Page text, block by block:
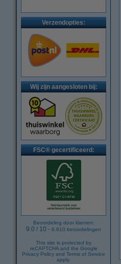
Verzendopties:
Wij zijn aangesloten bij:
FSC® gecertificeerd:
Beoordeling door klanten:
9.0 / 10 - 6.610 beoordelingen
This site is protected by
reCAPTCHA and the Google
Privacy Policy and Terms of Service
apply.